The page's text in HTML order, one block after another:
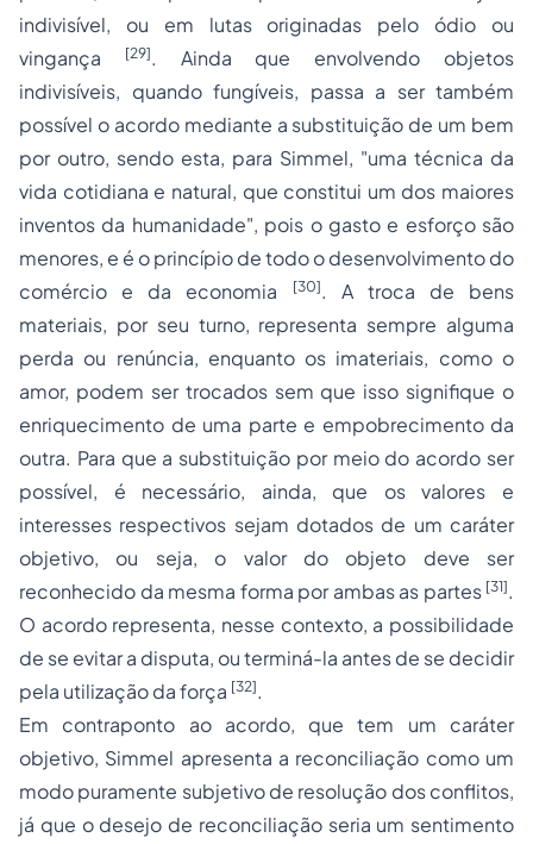
indivisível, ou em lutas originadas pelo ódio ou
vingança
[29]. Ainda que envolvendo objetos
indivisíveis, quando fungíveis, passa a ser também
possível o acordo mediante a substituição de um bem
por outro, sendo esta, para Simmel, "uma técnica da
vida cotidiana e natural, que constitui um dos maiores
inventos da humanidade", pois o gasto e esforço são
menores, e é o princípio de todo o desenvolvimento do
comércio e da economia
[30]. A troca de bens
materiais, por seu turno, representa sempre alguma
perda ou renúncia, enquanto os imateriais, como o
amor, podem ser trocados sem que isso signifique o
enriquecimento de uma parte e empobrecimento da
outra. Para que a substituição por meio do acordo ser
possível, é necessário, ainda, que os valores e
interesses respectivos sejam dotados de um caráter
objetivo, ou seja, o valor do objeto deve ser
reconhecido da mesma forma por ambas as partes [31].
O acordo representa, nesse contexto, a possibilidade
de se evitar a disputa, ou terminá-la antes de se decidir
pela utilização da força [32].
Em contraponto ao acordo, que tem um caráter
objetivo, Simmel apresenta a reconciliação como um
modo puramente subjetivo de resolução dos conflitos,
já que o desejo de reconciliação seria um sentimento